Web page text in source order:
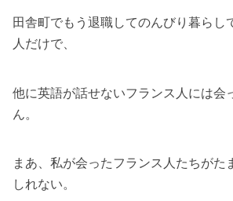
田舎町でもう退職してのんびり暮らし
人だけで、
他に英語が話せないフランス人には会
ん。
まあ、私が会ったフランス人たちがた
しれない。